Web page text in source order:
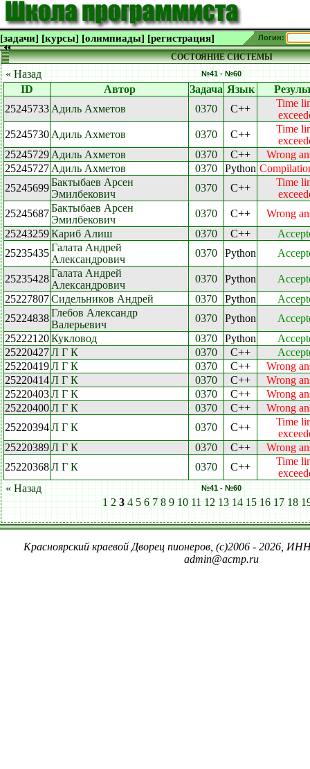
[задачи] [курсы] [олимпиады] [регистрация] Логин:
СОСТОЯНИЕ СИСТЕМЫ
« Назад №41 - №60
ID Автор Задача Язык
25245733 Адиль Ахметов 0370 C++
Time
25245730 Адиль Ахметов 0370 C++
Time
25245729 Адиль Ахметов 0370 C++
Wrong
25245727 Адиль Ахметов 0370 Python
25245699Бактыбаев Арсен
Эмилбекович
0370 C++
Time
25245687Бактыбаев Арсен
Эмилбекович
0370 C++
Wrong
25243259Кариб Алиш 0370 C++
25235435Галата Андрей
Александрович
0370 Python
25235428Галата Андрей
Александрович
0370 Python
25227807Сидельников Андрей 0370 Python
25224838Глебов Александр
Валерьевич
0370 Python
25222120Кукловод 0370 Python
25220427Л Г К 0370 C++
25220419Л Г К 0370 C++
Wrong
25220414Л Г К 0370 C++
Wrong
25220403Л Г К 0370 C++
Wrong
25220400Л Г К 0370 C++
Wrong
25220394Л Г К 0370 C++
Time
25220389Л Г К 0370 C++
Wrong
25220368Л Г К 0370 C++
Time
« Назад
№41 - №60
1 2 3 4 5 6 7 8 9 10 11 12 13 14 15 16 17 18
Красноярский краевой Дворец пионеров, (c)2006 - 2026,
admin@acmp.ru